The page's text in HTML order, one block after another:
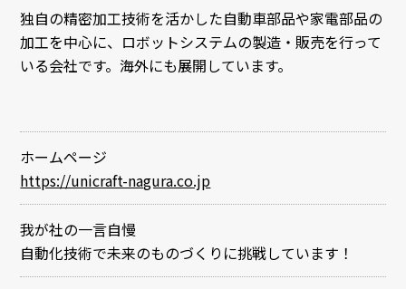
独自の精密加工技術を活かした自動車部品や家電部品の
加工を中心に、ロボットシステムの製造・販売を行って
いる会社です。海外にも展開しています。
ホームページ
https://unicraft-nagura.co.jp
我が社の一言自慢
自動化技術で未来のものづくりに挑戦しています！